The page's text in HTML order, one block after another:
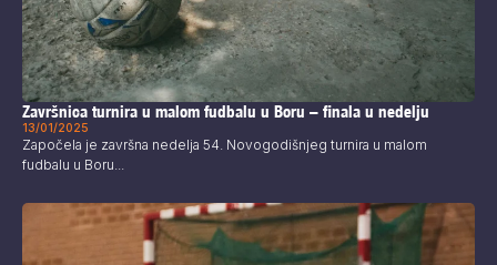
Završnica turnira u malom fudbalu u Boru – finala u nedelju
13/01/2025
Započela je završna nedelja 54. Novogodišnjeg turnira u malom
fudbalu u Boru...